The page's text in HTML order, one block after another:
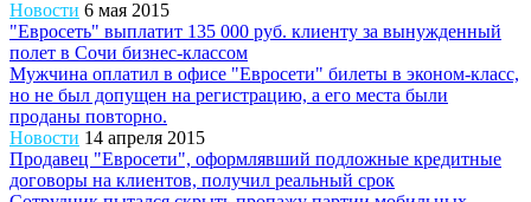
Новости 6 мая 2015
"Евросеть" выплатит 135 000 руб. клиенту за вынужденный
полет в Сочи бизнес-классом
Мужчина оплатил в офисе "Евросети" билеты в эконом-класс,
но не был допущен на регистрацию, а его места были
проданы повторно.
Новости 14 апреля 2015
Продавец "Евросети", оформлявший подложные кредитные
договоры на клиентов, получил реальный срок